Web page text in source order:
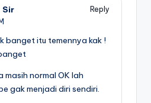
Sir
Reply
banget itu temennya kak !
masih normal OK lah
gak menjadi diri sendiri.